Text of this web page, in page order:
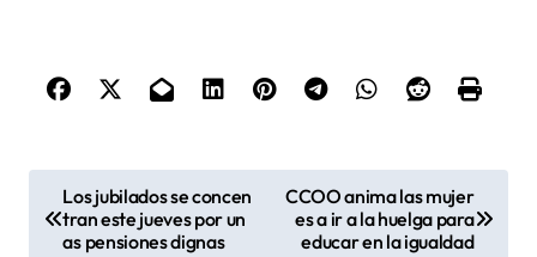
a
Los jubilados se concen
tran este jueves por un
as pensiones dignas
CCOO anima las mujer
es a ir a la huelga para
educar en la igualdad